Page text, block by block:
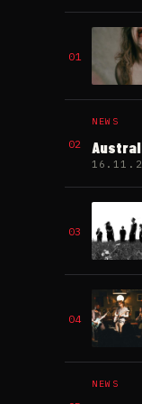
01
02
NEWS
03
04
NEWS